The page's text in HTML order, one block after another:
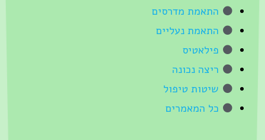
התאמת מדרסים
התאמת נעליים
פילאטיס
ריצה נכונה
שיטות טיפול
כל המאמרים